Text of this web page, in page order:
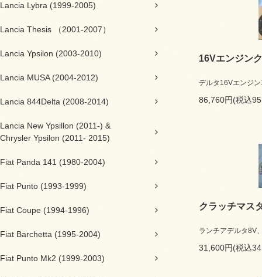
Lancia Lybra (1999-2005)
Lancia Thesis （2001-2007）
Lancia Ypsilon (2003-2010)
Lancia MUSA (2004-2012)
Lancia 844Delta (2008-2014)
Lancia New Ypsillon (2011-) &
Chrysler Ypsilon (2011- 2015)
Fiat Panda 141 (1980-2004)
Fiat Punto (1993-1999)
Fiat Coupe (1994-1996)
Fiat Barchetta (1995-2004)
Fiat Punto Mk2 (1999-2003)
16Vエンジン
デルタ16Vエンジ
86,760円(税込
クラッチマス
ランチアデルタ8V
31,600円(税込